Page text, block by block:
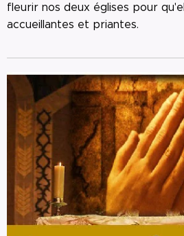
fleurir nos deux églises pour
accueillantes et priantes.